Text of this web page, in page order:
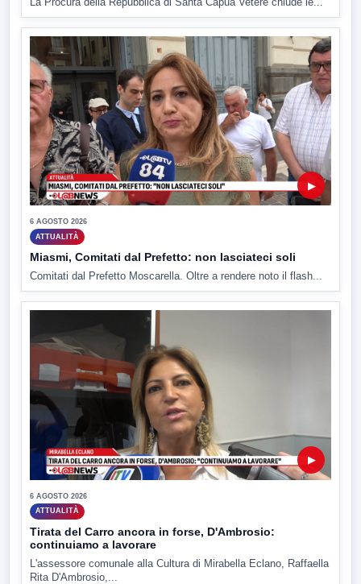
▶
6 AGOSTO 2026
ATTUALITÀ
Miasmi, Comitati dal Prefetto: non lasciateci soli
Comitati dal Prefetto Moscarella. Oltre a rendere noto il flash...
▶
6 AGOSTO 2026
ATTUALITÀ
Tirata del Carro ancora in forse, D'Ambrosio:
continuiamo a lavorare
L'assessore comunale alla Cultura di Mirabella Eclano, Raffaella
Rita D'Ambrosio,...